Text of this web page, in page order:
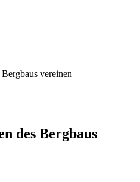
vereinen
des Bergbaus